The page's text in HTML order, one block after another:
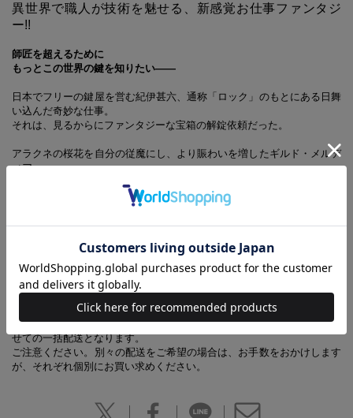
異世界で職人が技術を魅せる、新感覚お仕事ファンタジ
ー!!
師匠を超えるために
もっとこの世界の鍵を知りたい――
日本でフリーの鍵屋を営む紀伊甚六、通称「ロック」のもとにある日舞
い込んだ奇妙な仕事。
それは、見るからにファンタジーな宝箱の解錠依頼だった。
アラクネの桜花を自分の従魔にし、より賑わいを増したギルド・メルデ
ィア。
に従魔として登録すべく魔道士協会に向かったロック達。
そこで急遽、宝箱の解錠を依頼されたのだが……。
ガに、書き下ろし小説も付いてくる盛りだくさんな一冊です。
【あわせ買い時の配送について】
予約商品と他商品を同時にお求めの場合、最も発売日の遅い商品に合わ
せての一括配送となります。
ご注意ください。別々の配送をご希望の場合は、お手数をおかけします
が、それぞれ個別にお買い求めください。